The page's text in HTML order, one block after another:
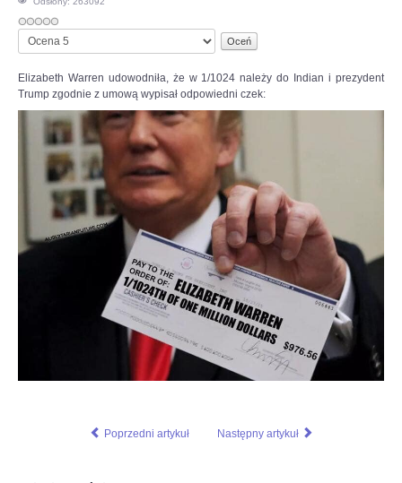
OPINIE, KONTROWERSJE
POLITYKA
FILMIKI
Z ARCHIWUM
SZACHIŚCI
Z KALENDARZA
Proszę,
oceń
Elizabeth Warren udowodniła, że w 1/1024 należy do Indian i prezydent
Trump zgodnie z umową wypisał odpowiedni czek:
Poprzedni artykuł Następny artykuł